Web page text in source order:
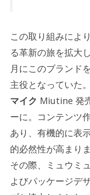
この取り組みによ
る革新の旅を拡大
月にこのブランド
主役となっていた。
マイク Miutine 発
ーに。コンテンツ
あり、有機的に表
的必然性が高まりま
その際、ミュウミ
よびパッケージデ